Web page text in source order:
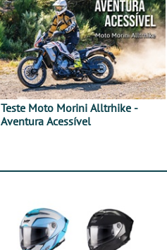
Teste Moto Morini Alltrhike -
Aventura Acessível